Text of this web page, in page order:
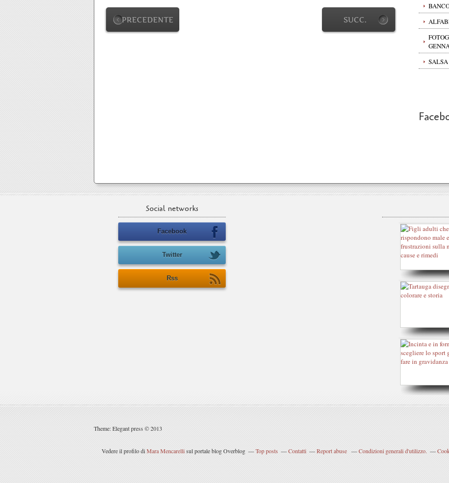
PRECEDENTE SUCC.
Social networks
Facebook
Twitter
Rss
Theme: Elegant press © 2013
Vedere il profilo diMara Mencarellisul portale blog Overblog Top posts Contatti Report abuse Condizioni generali d'utilizzo.